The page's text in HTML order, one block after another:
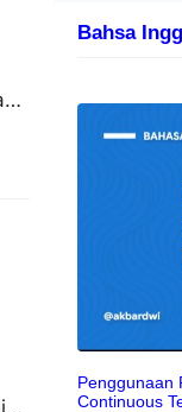
Bahsa
Penggunaan
Continuous